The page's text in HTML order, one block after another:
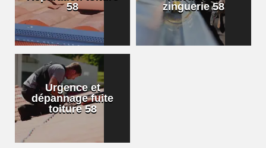
58
zinguerie 58
Urgence et
dépannage fuite
toiture 58